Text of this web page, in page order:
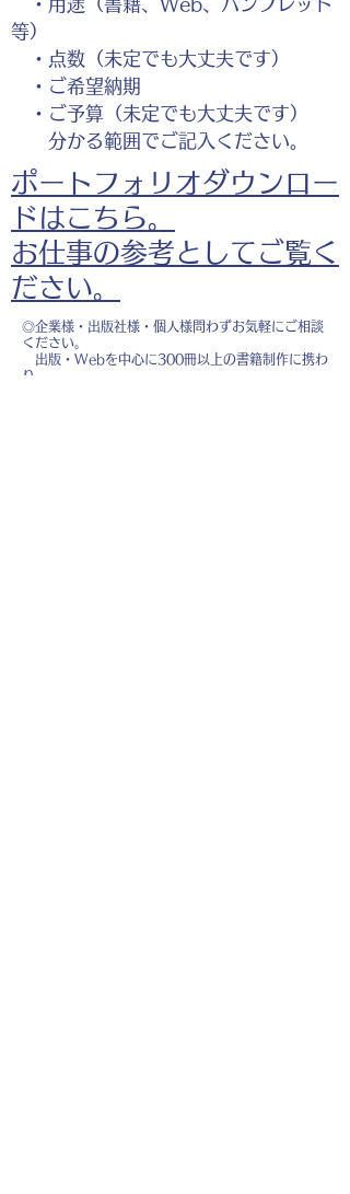
・用途（書籍、Web、パンフレット
等）
・点数（未定でも大丈夫です）
・ご希望納期
・ご予算（未定でも大丈夫です）
分かる範囲でご記入ください。
ポートフォリオダウンロー
ドはこちら。
お仕事の参考としてご覧く
ださい。
◎企業様・出版社様・個人様問わずお気軽にご相談
ください。
出版・Webを中心に300冊以上の書籍制作に携わ
り、